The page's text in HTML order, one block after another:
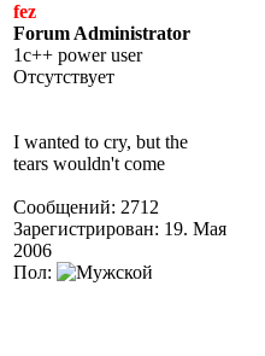
fez
Forum Administrator
1c++ power user
Отсутствует
I wanted to cry, but the
tears wouldn't come
Сообщений: 2712
Зарегистрирован: 19. Мая
2006
Пол: